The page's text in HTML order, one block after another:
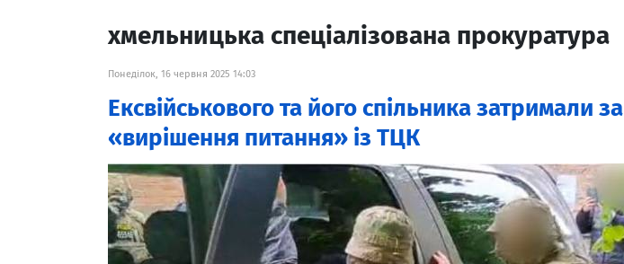
хмельницька спеціалізована прокуратура
Понеділок, 16 червня 2025 14:03
Ексвійськового та його спільника затримали за
«вирішення питання» із ТЦК